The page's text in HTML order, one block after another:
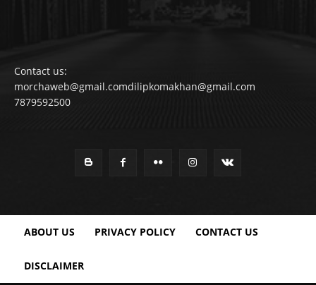
Contact us:
morchaweb@gmail.comdilipkomakhan@gmail.com
7879592500
ABOUT US PRIVACY POLICY CONTACT US
DISCLAIMER